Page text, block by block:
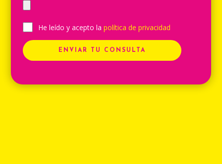
He leído y acepto lapolítica de privacidad